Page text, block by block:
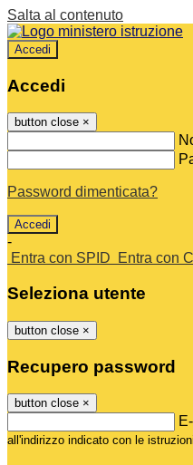
Salta al contenuto
Accedi
Accedi
button close ×
Password dimenticata?
-
Entra con SPID
Entra con
Seleziona utente
button close ×
Recupero password
button close ×
all'indirizzo indicato con le